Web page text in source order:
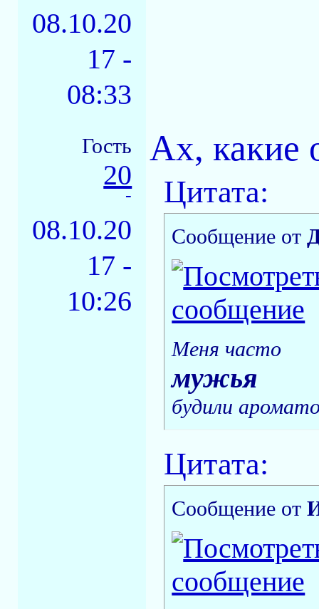
08.10.20
17 -
08:33
Гость
20
-
08.10.20
17 -
10:26
Ах, какие
Цитата:
Сообщение от
Меня часто
мужья
будили
Цитата:
Сообщение от